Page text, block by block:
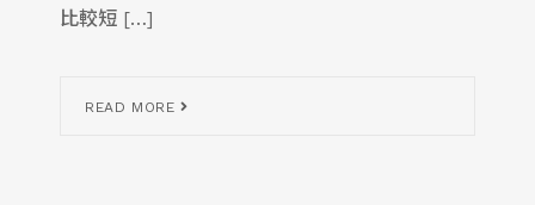
比較短 […]
READ MORE